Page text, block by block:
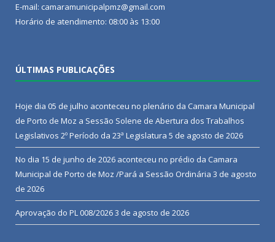
E-mail: camaramunicipalpmz@gmail.com
Horário de atendimento: 08:00 às 13:00
ÚLTIMAS PUBLICAÇÕES
Hoje dia 05 de julho aconteceu no plenário da Camara Municipal
de Porto de Moz a Sessão Solene de Abertura dos Trabalhos
Legislativos 2º Período da 23ª Legislatura 5 de agosto de 2026
No dia 15 de junho de 2026 aconteceu no prédio da Camara
Municipal de Porto de Moz /Pará a Sessão Ordinária 3 de agosto
de 2026
Aprovação do PL 008/20263 de agosto de 2026